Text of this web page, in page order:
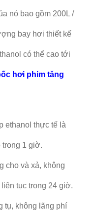
nó bao gồm 200L /
bay hơi thiết kế
có thể cao tới
hơi phim tăng
ethanol thực tế là
trong 1 giờ.
cho và xả, không
tục trong 24 giờ.
tụ, không lãng phí